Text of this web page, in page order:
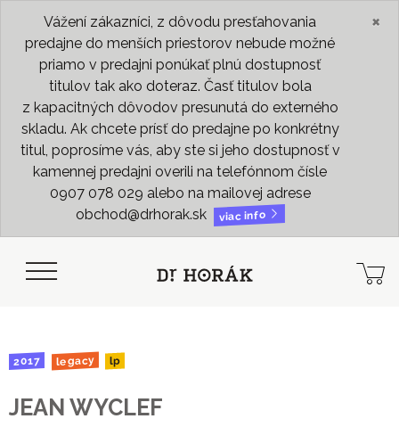
Vážení zákazníci, z dôvodu presťahovania
predajne do menších priestorov nebude možné
priamo v predajni ponúkať plnú dostupnosť
titulov tak ako doteraz. Časť titulov bola
z kapacitných dôvodov presunutá do externého
skladu. Ak chcete prísť do predajne po konkrétny
titul, poprosíme vás, aby ste si jeho dostupnosť v
kamennej predajni overili na telefónnom čísle
0907 078 029 alebo na mailovej adrese
obchod@drhorak.sk
viac info
×
2017 legacy lp
JEAN WYCLEF